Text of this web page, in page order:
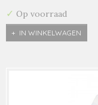
✓ Op voorraad
IN WINKELWAGEN